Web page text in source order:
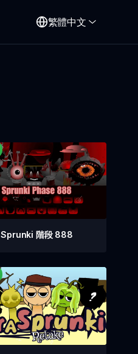
繁體中文
Sprunki 階段 888